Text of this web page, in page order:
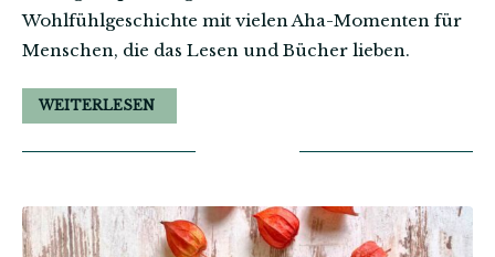
Wohlfühlgeschichte mit vielen Aha-Momenten für
Menschen, die das Lesen und Bücher lieben.
WEITERLESEN